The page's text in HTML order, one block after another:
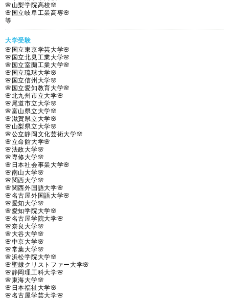
🌸山梨学院高校🌸
🌸国立岐阜工業高専🌸
等
大学受験
🌸国立東京学芸大学🌸
🌸国立北見工業大学🌸
🌸国立室蘭工業大学🌸
🌸国立琉球大学🌸
🌸国立信州大学🌸
🌸国立愛知教育大学🌸
🌸北九州市立大学🌸
🌸尾道市立大学🌸
🌸富山県立大学🌸
🌸滋賀県立大学🌸
🌸山梨県立大学🌸
🌸公立静岡文化芸術大学🌸
🌸立命館大学🌸
🌸法政大学🌸
🌸専修大学🌸
🌸日本社会事業大学🌸
🌸南山大学🌸
🌸関西大学🌸
🌸関西外国語大学🌸
🌸名古屋外国語大学🌸
🌸愛知大学🌸
🌸愛知学院大学🌸
🌸名古屋学院大学🌸
🌸奈良大学🌸
🌸大谷大学🌸
🌸中京大学🌸
🌸常葉大学🌸
🌸浜松学院大学🌸
🌸聖隷クリストファー大学🌸
🌸静岡理工科大学🌸
🌸東海大学🌸
🌸日本福祉大学🌸
🌸名古屋学芸大学🌸